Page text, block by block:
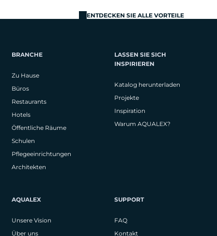
ENTDECKEN SIE ALLE VORTEILE
BRANCHE
Zu Hause
Büros
Restaurants
Hotels
Öffentliche Räume
Schulen
Pflegeeinrichtungen
Architekten
LASSEN SIE SICH
INSPIRIEREN
Katalog herunterladen
Projekte
Inspiration
Warum AQUALEX?
AQUALEX
Unsere Vision
Über uns
SUPPORT
FAQ
Kontakt